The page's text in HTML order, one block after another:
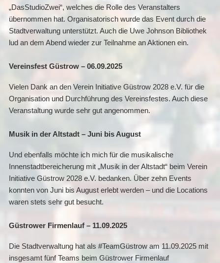
„DasStudioZwei“, welches die Rolle des Veranstalters
übernommen hat. Organisatorisch wurde das Event durch die
Stadtverwaltung unterstützt. Auch die Uwe Johnson Bibliothek
lud an dem Abend wieder zur Teilnahme an Aktionen ein.
Vereinsfest Güstrow – 06.09.2025
Vielen Dank an den Verein Initiative Güstrow 2028 e.V. für die
Organisation und Durchführung des Vereinsfestes. Auch diese
Veranstaltung wurde sehr gut angenommen.
Musik in der Altstadt – Juni bis August
Und ebenfalls möchte ich mich für die musikalische
Innenstadtbereicherung mit „Musik in der Altstadt“ beim Verein
Initiative Güstrow 2028 e.V. bedanken. Über zehn Events
konnten von Juni bis August erlebt werden – und die Locations
waren stets sehr gut besucht.
Güstrower Firmenlauf – 11.09.2025
Die Stadtverwaltung hat als #TeamGüstrow am 11.09.2025 mit
insgesamt fünf Teams beim Güstrower Firmenlauf